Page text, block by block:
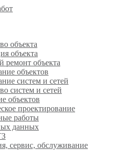
объекта
объекта
ремонт объекта
объектов
систем и сетей
систем и сетей
объектов
проектирование
работы
данных
сервис, обслуживание